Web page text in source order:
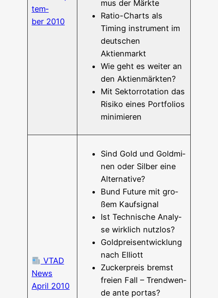
tem­
ber 2010
mus der Märkte
Ratio-Charts als
Timing instru­ment im
deut­schen
Aktienmarkt
Wie geht es wei­ter an
den Aktienmärkten?
Mit Sek­tor­ro­ta­ti­on das
Risi­ko eines Port­fo­li­os
minimieren
VTAD
News
April 2010
Sind Gold und Gold­mi­
nen oder Sil­ber eine
Alternative?
Bund Future mit gro­
ßem Kaufsignal
Ist Tech­ni­sche Ana­ly­
se wirk­lich nutzlos?
Gold­preis­ent­wick­lung
nach Elliott
Zucker­preis bremst
frei­en Fall – Trend­wen­
de ante portas?